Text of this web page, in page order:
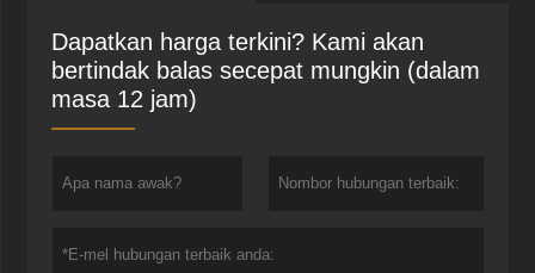
Dapatkan harga terkini? Kami akan
bertindak balas secepat mungkin (dalam
masa 12 jam)